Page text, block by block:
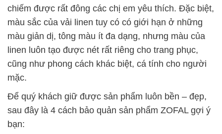
chiếm được rất đông các chị em yêu thích. Đặc biệt,
màu sắc của vải linen tuy có có giới hạn ở những
màu giản dị, tông màu ít đa dạng, nhưng màu của
linen luôn tạo được nét rất riêng cho trang phục,
cũng như phong cách khác biệt, cá tính cho người
mặc.
Để quý khách giữ được sản phẩm luôn bền – đẹp,
sau đây là 4 cách bảo quản sản phẩm ZOFAL gợi ý
bạn: